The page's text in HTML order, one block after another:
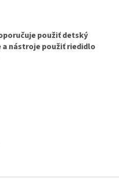
použiť detský
a nástroje použiť riedidlo